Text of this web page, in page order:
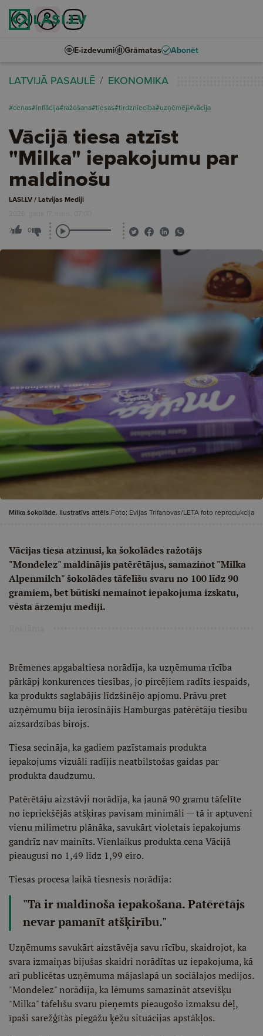
E-izdevumi Grāmatas Abonēt
LATVIJĀ PASAULĒ EKONOMIKA
#cenas#inflācija#ražošana#tiesas#tirdzniecība#uzņēmēji#vācija
Vācijā tiesa atzīst
"Milka" iepakojumu par
maldinošu
LASI.LV / Latvijas Mediji
2026. gada 17. maijs, 07:00
2 0
Milka šokolāde. Ilustratīvs attēls.Foto: Evijas Trifanovas/LETA foto reprodukcija
Vācijas tiesa atzinusi, ka šokolādes ražotājs
"Mondelez" maldinājis patērētājus, samazinot "Milka
Alpenmilch" šokolādes tāfelīšu svaru no 100 līdz 90
gramiem, bet būtiski nemainot iepakojuma izskatu,
vēsta ārzemju mediji.
Brēmenes apgabaltiesa norādīja, ka uzņēmuma rīcība
pārkāpj konkurences tiesības, jo pircējiem radīts iespaids,
ka produkts saglabājis līdzšinējo apjomu. Prāvu pret
uzņēmumu bija ierosinājis Hamburgas patērētāju tiesību
aizsardzības birojs.
Tiesa secināja, ka gadiem pazīstamais produkta
iepakojums vizuāli radījis neatbilstošas gaidas par
produkta daudzumu.
Patērētāju aizstāvji norādīja, ka jaunā 90 gramu tāfelīte
no iepriekšējās atšķiras pavisam minimāli — tā ir aptuveni
vienu milimetru plānāka, savukārt violetais iepakojums
gandrīz nav mainīts. Vienlaikus produkta cena Vācijā
pieaugusi no 1,49 līdz 1,99 eiro.
Tiesas procesa laikā tiesnesis norādīja:
"Tā ir maldinoša iepakošana. Patērētājs
nevar pamanīt atšķirību."
Uzņēmums savukārt aizstāvēja savu rīcību, skaidrojot, ka
svara izmaiņas bijušas skaidri norādītas uz iepakojuma, kā
arī publicētas uzņēmuma mājaslapā un sociālajos medijos.
"Mondelez" norādīja, ka lēmums samazināt atsevišķu
"Milka" tāfelīšu svaru pieņemts pieaugošo izmaksu dēļ,
īpaši sarežģītās piegāžu ķēžu situācijas apstākļos.